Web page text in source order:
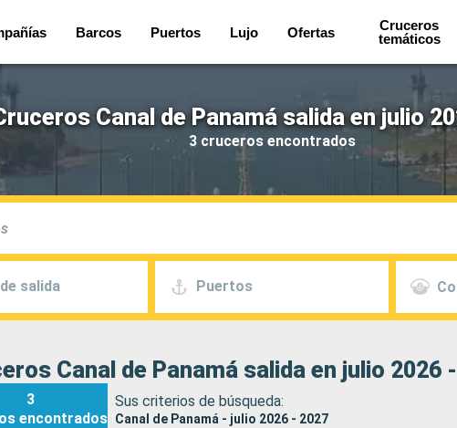
Barcos Puertos Lujo Ofertas
Cruceros
temáticos
Canal de Panamá salida en julio
3 cruceros encontrados
salida Puertos
Canal de Panamá salida en julio 2026
3
encontrados
Sus criterios de búsqueda:
Canal de Panamá - julio 2026 - 2027